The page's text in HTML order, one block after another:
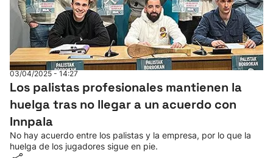
03/04/2025 - 14:27
Los palistas profesionales mantienen la
huelga tras no llegar a un acuerdo con
Innpala
No hay acuerdo entre los palistas y la empresa, por lo que la
huelga de los jugadores sigue en pie.